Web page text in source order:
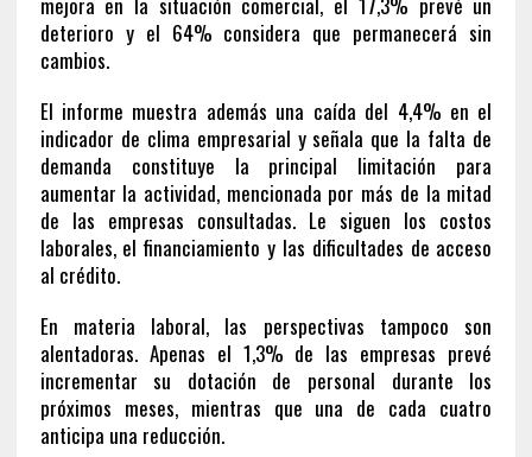
deterioro y el 64% considera que permanecerá sin
cambios.
El informe muestra además una caída del 4,4% en el
indicador de clima empresarial y señala que la falta de
demanda constituye la principal limitación para
aumentar la actividad, mencionada por más de la mitad
de las empresas consultadas. Le siguen los costos
laborales, el financiamiento y las dificultades de acceso
al crédito.
En materia laboral, las perspectivas tampoco son
alentadoras. Apenas el 1,3% de las empresas prevé
incrementar su dotación de personal durante los
próximos meses, mientras que una de cada cuatro
anticipa una reducción.